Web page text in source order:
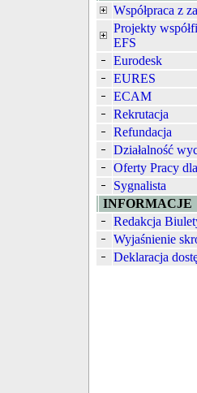
Współpraca z
Projekty
EFS
Eurodesk
EURES
ECAM
Rekrutacja
Refundacja
Działalność
Oferty Pracy
Sygnalista
INFORMACJE
Redakcja
Wyjaśnienie
Deklaracja